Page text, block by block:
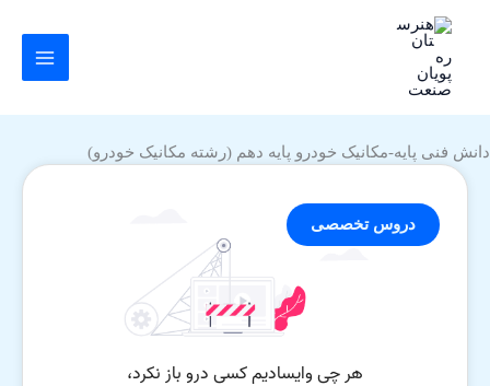
دانش فنی پایه-مکانیک خودرو پایه دهم (رشته مکانیک خودرو)
دروس تخصصی